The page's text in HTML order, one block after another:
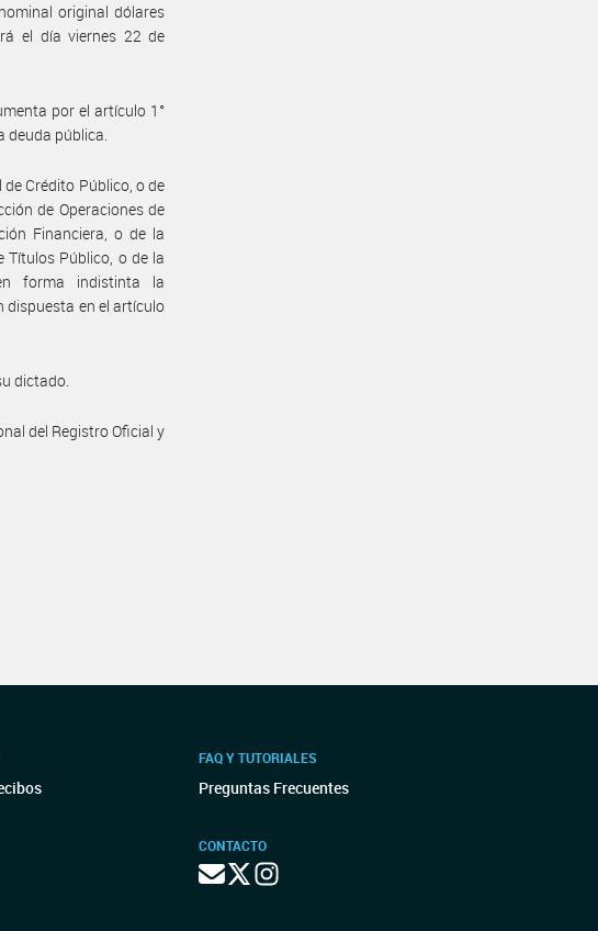
original dólares
el día viernes 22 de
por el artículo 1°
deuda pública.
Crédito Público, o de
de Operaciones de
Financiera, o de la
Títulos Público, o de la
forma indistinta la
dispuesta en el artículo
dictado.
del Registro Oficial y
FAQ Y TUTORIALES
Preguntas Frecuentes
CONTACTO